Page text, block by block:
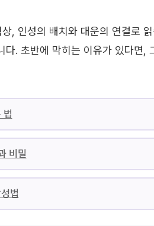
, 인성의 배치와 대운의 연결로
. 초반에 막히는 이유가 있다면,
법
비밀
법